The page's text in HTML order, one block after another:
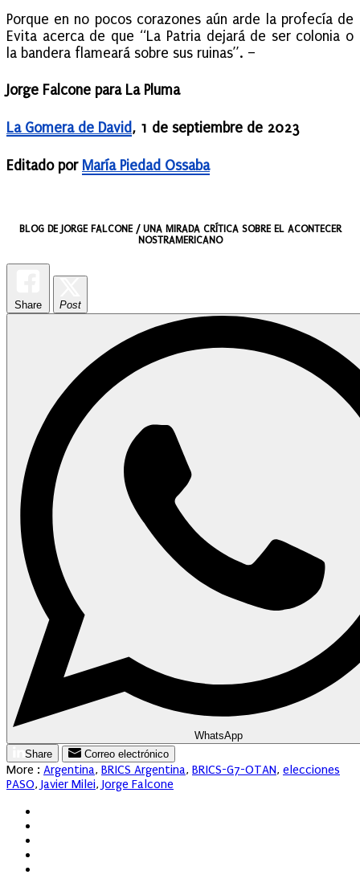
Porque en no pocos corazones aún arde la profecía de
Evita acerca de que “La Patria dejará de ser colonia o
la bandera flameará sobre sus ruinas”. –
Jorge Falcone para La Pluma
La Gomera de David, 1 de septiembre de 2023
Editado por María Piedad Ossaba
BLOG DE JORGE FALCONE / UNA MIRADA CRÍTICA SOBRE EL ACONTECER
NOSTRAMERICANO
Share Post
WhatsApp
Share
Correo electrónico
More : Argentina, BRICS Argentina, BRICS-G7-OTAN, elecciones
PASO, Javier Milei, Jorge Falcone